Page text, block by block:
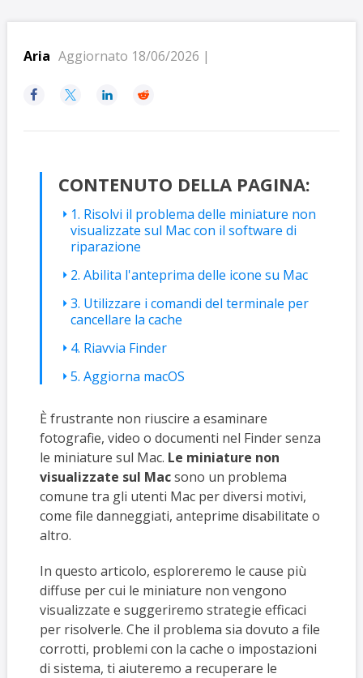
Aria Aggiornato 18/06/2026 |
   
CONTENUTO DELLA PAGINA:
1. Risolvi il problema delle miniature non
visualizzate sul Mac con il software di
riparazione
2. Abilita l'anteprima delle icone su Mac
3. Utilizzare i comandi del terminale per
cancellare la cache
4. Riavvia Finder
5. Aggiorna macOS
È frustrante non riuscire a esaminare
fotografie, video o documenti nel Finder senza
le miniature sul Mac. Le miniature non
visualizzate sul Macsono un problema
comune tra gli utenti Mac per diversi motivi,
come file danneggiati, anteprime disabilitate o
altro.
In questo articolo, esploreremo le cause più
diffuse per cui le miniature non vengono
visualizzate e suggeriremo strategie efficaci
per risolverle. Che il problema sia dovuto a file
corrotti, problemi con la cache o impostazioni
di sistema, ti aiuteremo a recuperare le